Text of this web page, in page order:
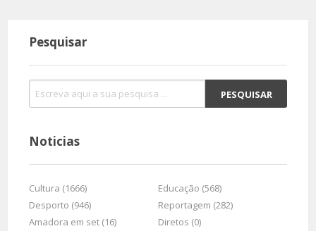
Pesquisar
Noticias
Cultura (1666)
Educação (568)
Desporto (946)
Reportagem (282)
Amadora em set (16)
Diretos (0)